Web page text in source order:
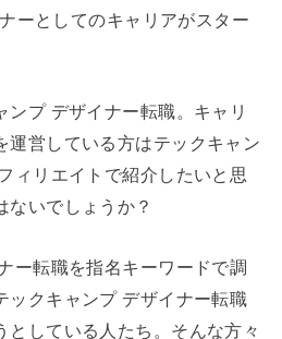
ーとしてのキャリアがスター
ンプ デザイナー転職。キャリ
運営している方はテックキャン
ィリエイトで紹介したいと思
ないでしょうか？
ー転職を指名キーワードで調
ックキャンプ デザイナー転職
としている人たち。そんな方々